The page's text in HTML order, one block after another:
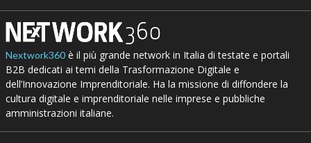
Nextwork360è il più grande network in Italia di testate e portali
B2B dedicati ai temi della Trasformazione Digitale e
dell’Innovazione Imprenditoriale. Ha la missione di diffondere la
cultura digitale e imprenditoriale nelle imprese e pubbliche
amministrazioni italiane.